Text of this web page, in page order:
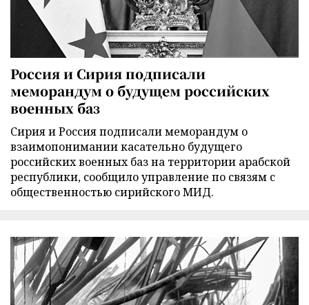
Россия и Сирия подписали
меморандум о будущем российских
военных баз
Сирия и Россия подписали меморандум о
взаимопонимании касательно будущего
российских военных баз на территории арабской
республики, сообщило управление по связям с
общественностью сирийского МИД.